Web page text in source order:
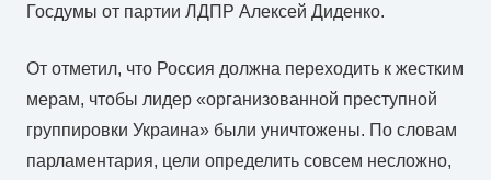
Госдумы от партии ЛДПР Алексей Диденко.
От отметил, что Россия должна переходить к жестким
мерам, чтобы лидер «организованной преступной
группировки Украина» были уничтожены. По словам
парламентария, цели определить совсем несложно,